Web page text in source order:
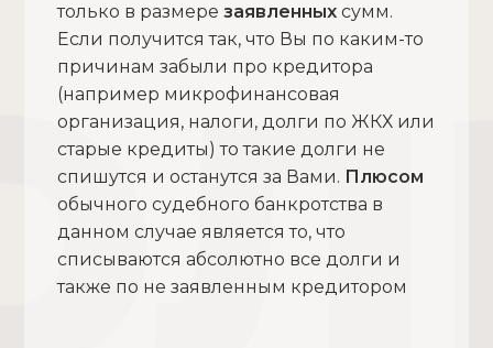
только в размерезаявленных сумм.
Если получится так, что Вы по каким-то
причинам забыли про кредитора
(например микрофинансовая
организация, налоги, долги по ЖКХ или
старые кредиты) то такие долги не
спишутся и останутся за Вами. Плюсом
обычного судебного банкротства в
данном случае является то, что
списываются абсолютно все долги и
также по не заявленным кредитором